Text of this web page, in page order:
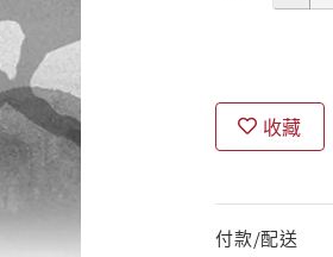
收藏
付款/配送